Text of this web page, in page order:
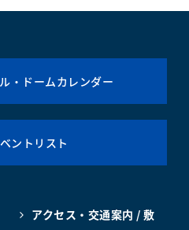
・ドームカレンダー
ントリスト
アクセス・交通案内 / 敷